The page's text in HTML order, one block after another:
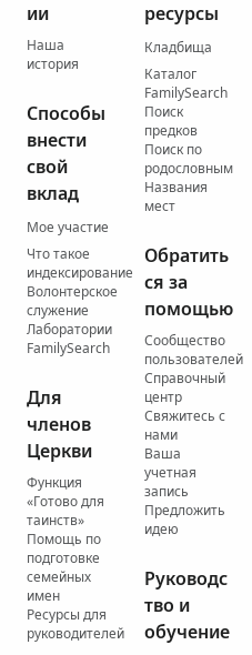
ии
Наша
история
Способы
внести
свой
вклад
Мое участие
Что такое
индексирование
Волонтерское
служение
Лаборатории
FamilySearch
Для
членов
Церкви
Функция
«Готово для
таинств»
Помощь по
подготовке
семейных
имен
Ресурсы для
руководителей
ресурсы
Кладбища
Каталог
FamilySearch
Поиск
предков
Поиск по
родословным
Названия
мест
Обратить
ся за
помощью
Сообщество
пользователей
Справочный
центр
Свяжитесь с
нами
Ваша
учетная
запись
Предложить
идею
Руководс
тво и
обучение